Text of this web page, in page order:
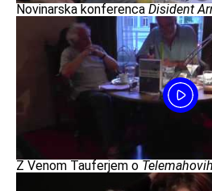
Novinarska konferenca Disident
Z Venom Tauferjem o